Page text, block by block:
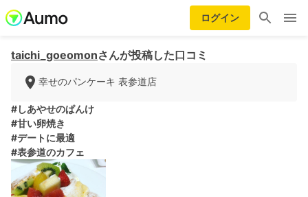
ログイン
taichi_goeomonさんが投稿した口コミ
幸せのパンケーキ 表参道店
#しあやせのぱんけ
#甘い卵焼き
#デートに最適
#表参道のカフェ